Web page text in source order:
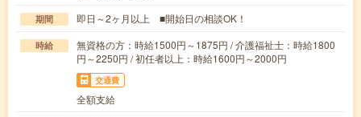
期間 即日～2ヶ月以上 ■開始日の相談OK！
時給
無資格の方：時給1500円～1875円 / 介護福祉士：時給1800
円～2250円 / 初任者以上：時給1600円～2000円
交通費
全額支給